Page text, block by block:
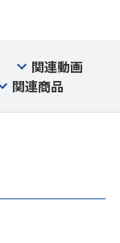
関連動画
関連商品